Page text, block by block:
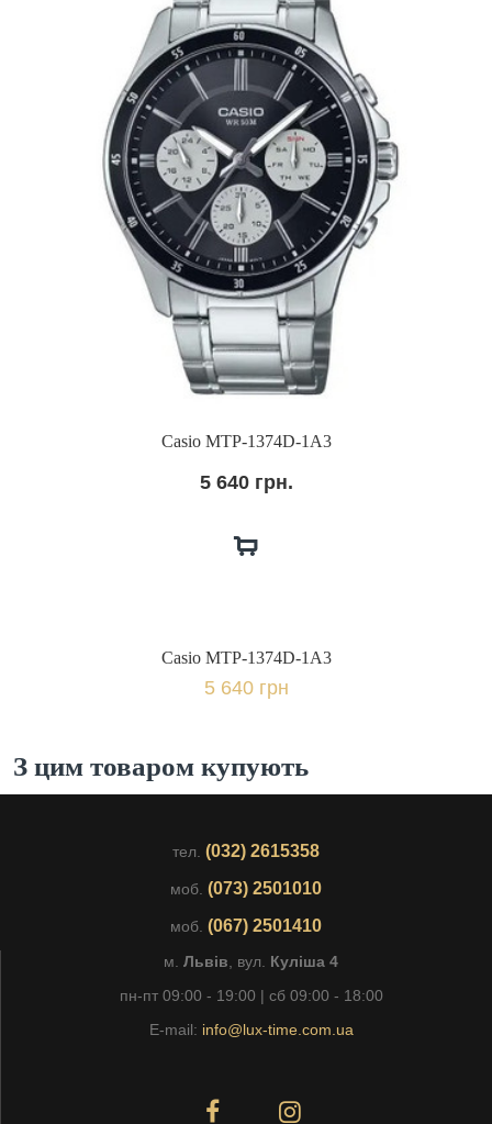
Casio MTP-1374D-1A3
5 640 грн.
Casio MTP-1374D-1A3
5 640 грн
З цим товаром купують
тел. (032) 2615358
моб. (073) 2501010
моб. (067) 2501410
м. Львів , вул. Куліша 4
пн-пт 09:00 - 19:00 | сб 09:00 - 18:00
E-mail: info@lux-time.com.ua